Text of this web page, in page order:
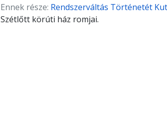
Ennek része: Rendszerváltás Történetét
Szétlőtt körúti ház romjai.